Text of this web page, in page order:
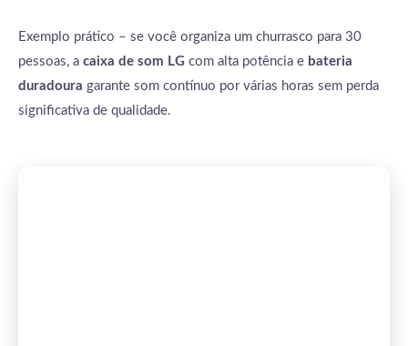
Exemplo prático – se você organiza um churrasco para 30
pessoas, a caixa de som LG com alta potência e bateria
duradoura garante som contínuo por várias horas sem perda
significativa de qualidade.